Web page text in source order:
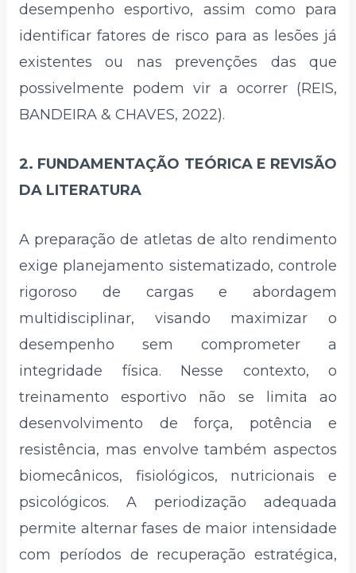
desempenho esportivo, assim como para
identificar fatores de risco para as lesões já
existentes ou nas prevenções das que
possivelmente podem vir a ocorrer (REIS,
BANDEIRA & CHAVES, 2022).
2. FUNDAMENTAÇÃO TEÓRICA E REVISÃO
DA LITERATURA
A preparação de atletas de alto rendimento
exige planejamento sistematizado, controle
rigoroso de cargas e abordagem
multidisciplinar, visando maximizar o
desempenho sem comprometer a
integridade física. Nesse contexto, o
treinamento esportivo não se limita ao
desenvolvimento de força, potência e
resistência, mas envolve também aspectos
biomecânicos, fisiológicos, nutricionais e
psicológicos. A periodização adequada
permite alternar fases de maior intensidade
com períodos de recuperação estratégica,